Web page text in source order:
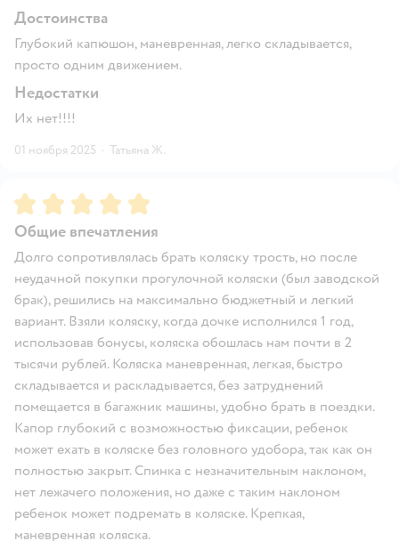
Достоинства
Глубокий капюшон, маневренная, легко складывается,
просто одним движением.
Недостатки
Их нет!!!!
01 ноября 2025 · Татьяна Ж.
Рейтинг:5
Общие впечатления
Долго сопротивлялась брать коляску трость, но после
неудачной покупки прогулочной коляски (был заводской
брак), решились на максимально бюджетный и легкий
вариант. Взяли коляску, когда дочке исполнился 1 год,
использовав бонусы, коляска обошлась нам почти в 2
тысячи рублей. Коляска маневренная, легкая, быстро
складывается и раскладывается, без затруднений
помещается в багажник машины, удобно брать в поездки.
Капор глубокий с возможностью фиксации, ребенок
может ехать в коляске без головного удобора, так как он
полностью закрыт. Спинка с незначительным наклоном,
нет лежачего положения, но даже с таким наклоном
ребенок может подремать в коляске. Крепкая,
маневренная коляска.